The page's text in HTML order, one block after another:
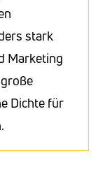
stark
Marketing
Dichte für